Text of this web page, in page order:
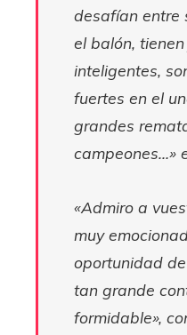
desafían entre
el balón,
inteligentes,
fuertes en el
grandes
campeones…»
«Admiro a
muy
oportunidad
tan grande
formidable»,